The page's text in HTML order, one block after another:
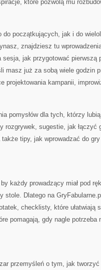
które pozwolą mu
do początkujących, jak i do
znajdziesz tu
sesja, jak przygotować pierwszą
masz już za sobą wiele godzin
projektowania kampanii,
pomysłów dla tych, którzy
rozgrywek, sugestie, jak łączyć
tipy, jak wprowadzać do
każdy prowadzący miał pod
stole. Dlatego na
checklisty, które ułatwiają
pomagają, gdy nagle potrzeba
przemyśleń o tym, jak